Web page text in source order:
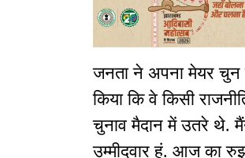
जनता ने अपना मेयर चुन
किया कि वे किसी
चुनाव मैदान में उतरे थे.
उम्मीदवार हूं. आज का